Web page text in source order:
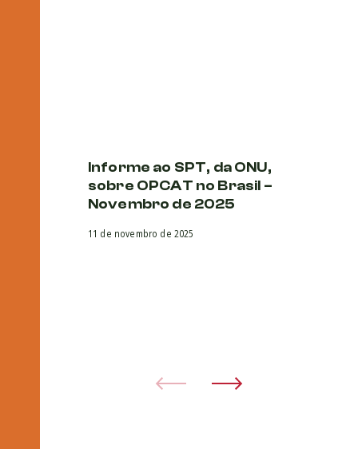
Informe ao SPT, da ONU,
sobre OPCAT no Brasil –
Novembro de 2025
11 de novembro de 2025